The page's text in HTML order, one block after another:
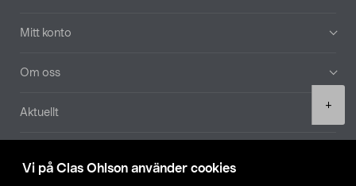
Vi på Clas Ohlson använder cookies
+
Mitt konto
Om oss
Aktuellt